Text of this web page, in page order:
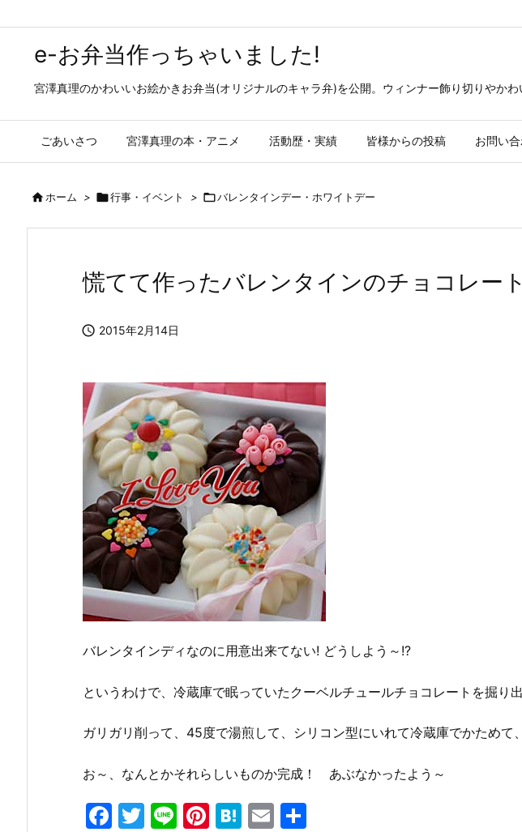
e-お弁当作っちゃいました!
宮澤真理のかわいいお絵かきお弁当(オリジナルのキャラ弁)を公開。ウィンナー飾り切りやか
ごあいさつ 宮澤真理の本・アニメ 活動歴・実績 皆様からの投稿 お問い
ホーム > 行事・イベント > バレンタインデー・ホワイトデー
慌てて作ったバレンタインのチョコレート
 2015年2月14日
バレンタインディなのに用意出来てない! どうしよう～!?
というわけで、冷蔵庫で眠っていたクーベルチュールチョコレートを掘り出
ガリガリ削って、45度で湯煎して、シリコン型にいれて冷蔵庫でかためて
お～、なんとかそれらしいものか完成！ あぶなかったよう～
F
T
Li Pi H
E